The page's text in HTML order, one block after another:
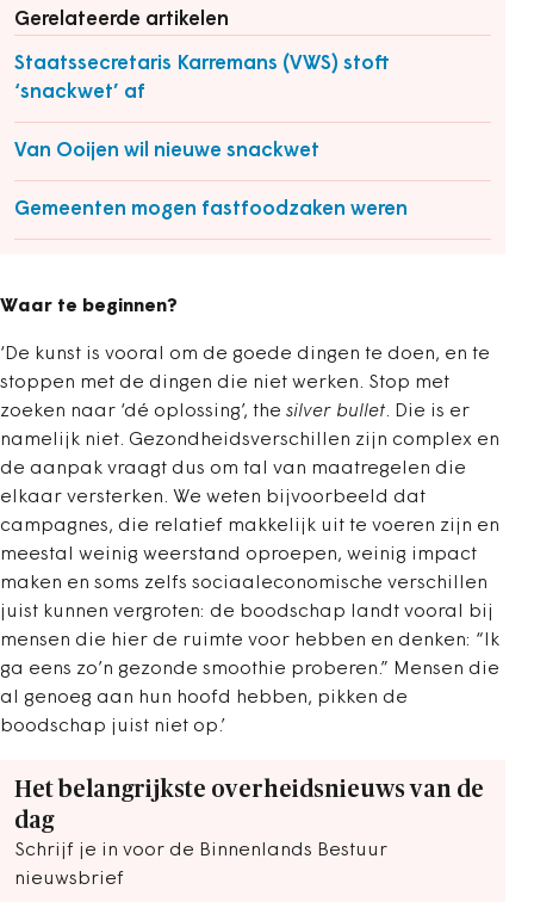
Gerelateerde artikelen
Staatssecretaris Karremans (VWS) stoft
‘snackwet’ af
Van Ooijen wil nieuwe snackwet
Gemeenten mogen fastfoodzaken weren
Waar te beginnen?
‘De kunst is vooral om de goede dingen te doen, en te
stoppen met de dingen die niet werken. Stop met
zoeken naar ‘dé oplossing’, the silver bullet. Die is er
namelijk niet. Gezondheidsverschillen zijn complex en
de aanpak vraagt dus om tal van maatregelen die
elkaar versterken. We weten bijvoorbeeld dat
campagnes, die relatief makkelijk uit te voeren zijn en
meestal weinig weerstand oproepen, weinig impact
maken en soms zelfs sociaaleconomische verschillen
juist kunnen vergroten: de boodschap landt vooral bij
mensen die hier de ruimte voor hebben en denken: “Ik
ga eens zo’n gezonde smoothie proberen.” Mensen die
al genoeg aan hun hoofd hebben, pikken de
boodschap juist niet op.’
Het belangrijkste overheidsnieuws van de
dag
Schrijf je in voor de Binnenlands Bestuur
nieuwsbrief